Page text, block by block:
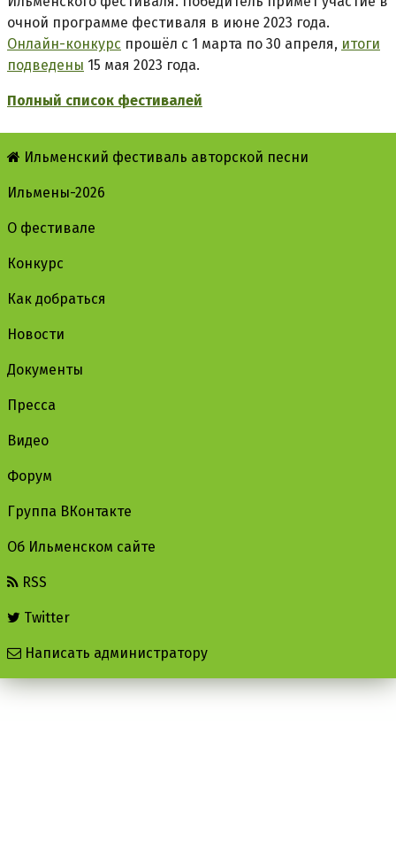
очной программе фестиваля в июне 2023 года.
Онлайн-конкурс прошёл с 1 марта по 30 апреля, итоги
подведены 15 мая 2023 года.
Полный список фестивалей
Ильменский фестиваль авторской песни
Ильмены-2026
О фестивале
Конкурс
Как добраться
Новости
Документы
Пресса
Видео
Форум
Группа ВКонтакте
Об Ильменском сайте
RSS
Twitter
Написать администратору